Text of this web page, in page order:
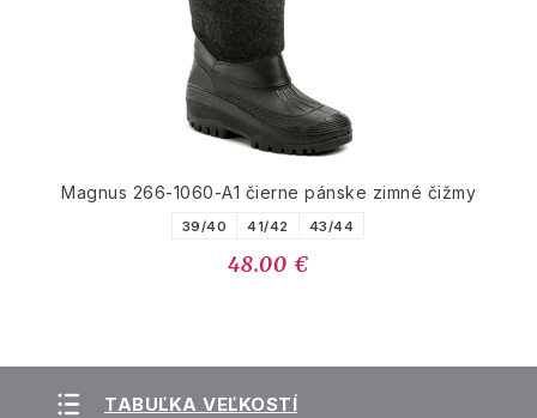
Magnus 266-1060-A1 čierne pánske zimné čižmy
39/40 41/42 43/44
48.00 €
TABUĽKA VEĽKOSTÍ